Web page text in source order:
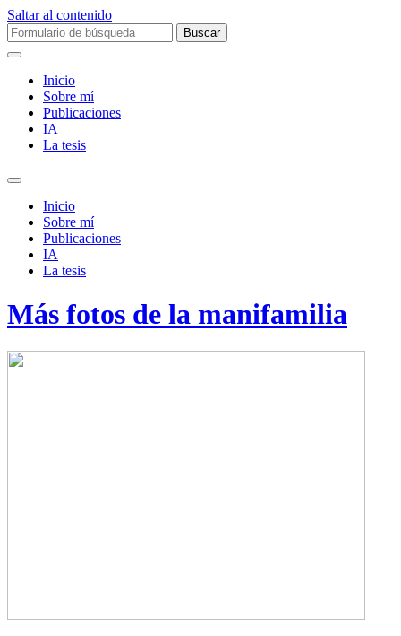
Saltar al contenido
Buscar:
Inicio
Sobre mí­
Publicaciones
IA
La tesis
Alternar
campo
búsqueda
Inicio
Sobre mí­
Publicaciones
IA
La tesis
Más fotos de la manifamilia